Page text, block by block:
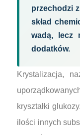
przechodzi
skład
wadą, lecz
dodatków.
Krystalizacja,
kryształki
ilości innych